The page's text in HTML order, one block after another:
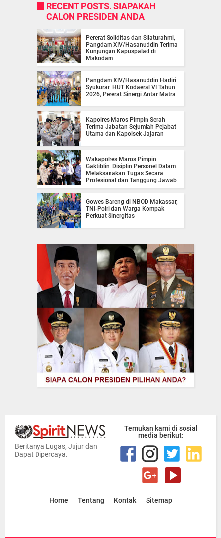
RECENT POSTS. SIAPAKAH
CALON PRESIDEN ANDA
Pererat Soliditas dan Silaturahmi,
Pangdam XIV/Hasanuddin Terima
Kunjungan Kapuspalad di
Makodam
Pangdam XIV/Hasanuddin Hadiri
Syukuran HUT Kodaeral VI Tahun
2026, Pererat Sinergi Antar Matra
Kapolres Maros Pimpin Serah
Terima Jabatan Sejumlah Pejabat
Utama dan Kapolsek Jajaran
Wakapolres Maros Pimpin
Gaktiblin, Disiplin Personel Dalam
Melaksanakan Tugas Secara
Profesional dan Tanggung Jawab
Gowes Bareng di NBOD Makassar,
TNI-Polri dan Warga Kompak
Perkuat Sinergitas
Beritanya Lugas, Jujur dan
Dapat Dipercaya.
Temukan kami di sosial
media berikut:
Home Tentang Kontak Sitemap